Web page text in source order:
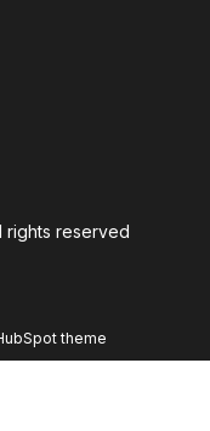
rights reserved
theme